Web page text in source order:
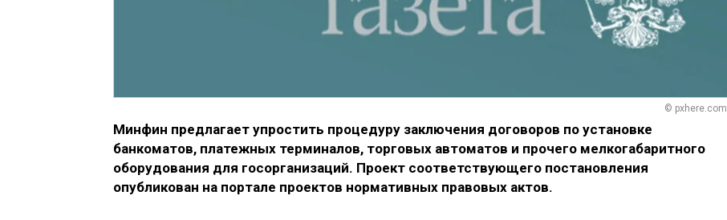
© pxhere.com
Минфин предлагает упростить процедуру заключения договоров по установке
банкоматов, платежных терминалов, торговых автоматов и прочего мелкогабаритного
оборудования для госорганизаций. Проект соответствующего постановления
опубликован на портале проектов нормативных правовых актов.